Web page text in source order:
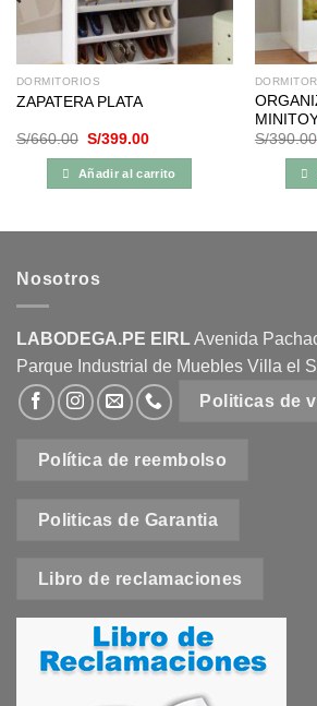
DORMITORIOS
ZAPATERA PLATA
S/660.00 El
original
era:
S/399.00El
actual
es:
Añadir al carrito
S/390.00
Nosotros
LABODEGA.PE EIRLAvenida
Parque Industrial de Muebles Villa el
Politicas de
Política de reembolso
Politicas de Garantia
Libro de reclamaciones